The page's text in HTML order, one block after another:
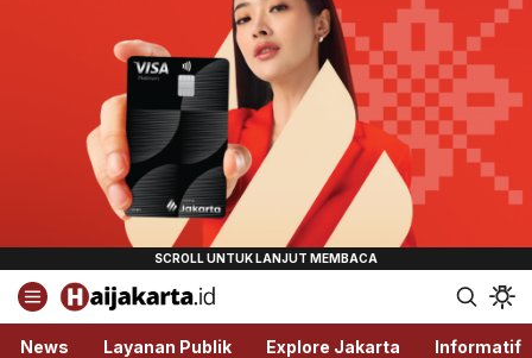
Haijakarta.id
Semua Tentang Jakarta Ada Disini!
News Layanan Publik Explore Jakarta Informatif